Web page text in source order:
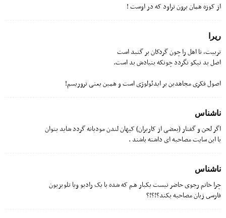
از کوزه همان برون تراود که در اوست !
ریرا
تربیت، نا اهل را چون گردکان بر گنبد است
اصل بد نیکو نگردد چونکه بنیادش بد است.
اصول فکری مجاهدین بر ایدئولوژی است و همین یعنی تروریسم!
ناشناس
اگر لحن و گفتار (بعضی از کاربران) کیهان لندن مودبانه گردد شاید بتوان
با این سایت مصاحبه ای داشته باشند .
ناشناس
چرا خانم رجوى حاضر نیست یکبار هـم که شده با یک رادیو ویا تلویزیون
فارسى زبان مصاحبه بکند؟!؟!؟